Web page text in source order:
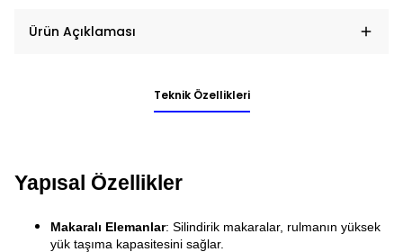
Ürün Açıklaması
Teknik Özellikleri
Yapısal Özellikler
Makaralı Elemanlar: Silindirik makaralar, rulmanın yüksek
yük taşıma kapasitesini sağlar.